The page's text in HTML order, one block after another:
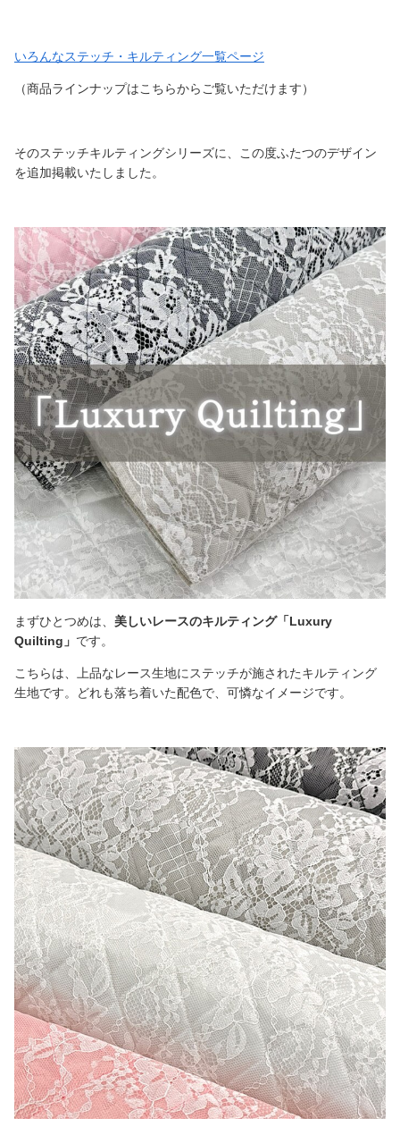
いろんなステッチ・キルティング一覧ページ
（商品ラインナップはこちらからご覧いただけます）
そのステッチキルティングシリーズに、この度ふたつのデザイン
を追加掲載いたしました。
まずひとつめは、 美しいレースのキルティング「Luxury
Quilting」 です。
こちらは、上品なレース生地にステッチが施されたキルティング
生地です。どれも落ち着いた配色で、可憐なイメージです。